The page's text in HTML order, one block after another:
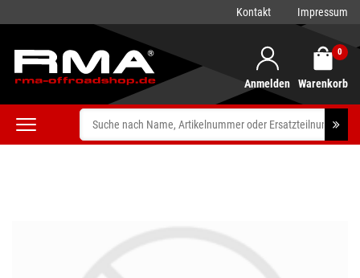
Kontakt Impressum
Anmelden
0
Warenkorb